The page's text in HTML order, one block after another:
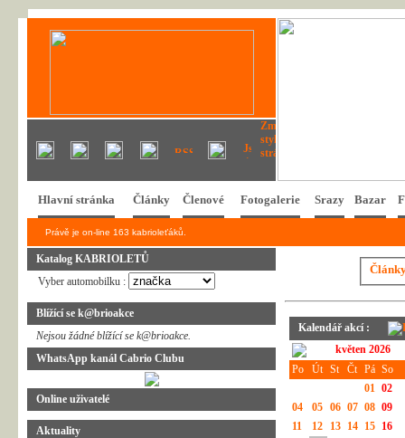
Hlavní stránka Články Členové Fotogalerie Srazy Bazar
Právě je on-line 163 kabrioleťáků.
Katalog KABRIOLETŮ
Vyber automobilku :
Blížící se k@brioakce
Nejsou žádné blížící se k@brioakce.
WhatsApp kanál Cabrio Clubu
Online uživatelé
Aktuality
Kalendář akcí :
květen 2026
Po
Út St Čt Pá So
01 02
04
05 06 07 08 09
11
12 13 14 15 16